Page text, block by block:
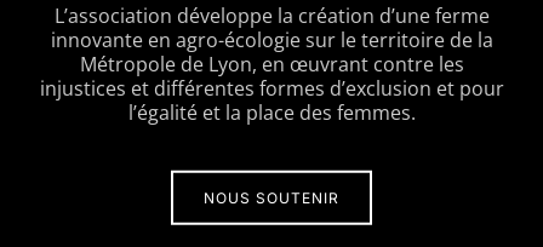
L’association développe la création d’une ferme
innovante en agro-écologie sur le territoire de la
Métropole de Lyon, en œuvrant contre les
injustices et différentes formes d’exclusion et pour
l’égalité et la place des femmes.
NOUS SOUTENIR